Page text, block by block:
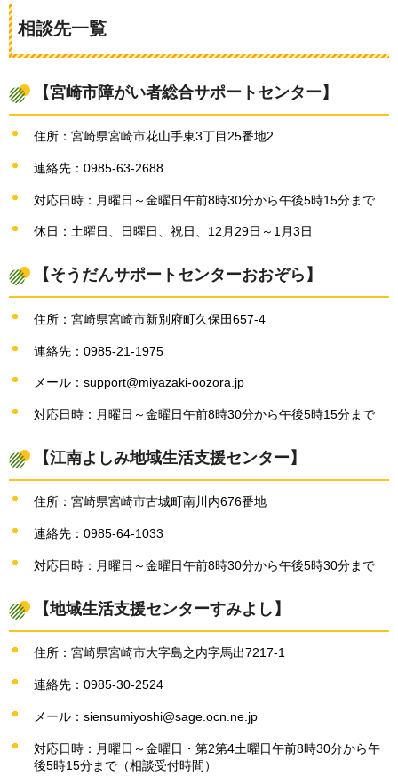
相談先一覧
【宮崎市障がい者総合サポートセンター】
住所：宮崎県宮崎市花山手東3丁目25番地2
連絡先：0985-63-2688
対応日時：月曜日～金曜日午前8時30分から午後5時15分まで
休日：土曜日、日曜日、祝日、12月29日～1月3日
【そうだんサポートセンターおおぞら】
住所：宮崎県宮崎市新別府町久保田657-4
連絡先：0985-21-1975
メール：support@miyazaki-oozora.jp
対応日時：月曜日～金曜日午前8時30分から午後5時15分まで
【江南よしみ地域生活支援センター】
住所：宮崎県宮崎市古城町南川内676番地
連絡先：0985-64-1033
対応日時：月曜日～金曜日午前8時30分から午後5時30分まで
【地域生活支援センターすみよし】
住所：宮崎県宮崎市大字島之内字馬出7217-1
連絡先：0985-30-2524
メール：siensumiyoshi@sage.ocn.ne.jp
対応日時：月曜日～金曜日・第2第4土曜日午前8時30分から午
後5時15分まで（相談受付時間）